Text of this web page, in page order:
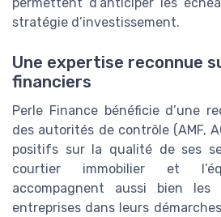
stratégie d’investissement.
Une expertise reconnue
financiers
Perle Finance bénéficie d’une
des autorités de contrôle (AMF,
positifs sur la qualité de ses
courtier immobilier et
accompagnent aussi bien les
entreprises dans leurs